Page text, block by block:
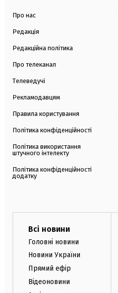
Про нас
Редакція
Редакційна політика
Про телеканал
Телеведучі
Рекламодавцям
Правила користування
Політика конфіденційності
Політика використання
штучного інтелекту
Політика конфіденційності
додатку
Всі новини
Головні новини
Новини України
Прямий ефір
Відеоновини